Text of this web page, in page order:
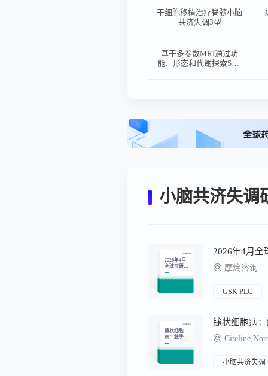
对照试验
干细胞移植治疗脊髓小脑
共济失调3型
基于多参数MRI通过功
能、形态和代谢探索SCA
小脑共济失调
2026年4月
全球在研新
药月报
2026年4月全
摩熵咨询
GSK PLC
镰状细胞
病：触手可
及的治愈，
正义仍遥不
镰状细胞病
小脑共济失调